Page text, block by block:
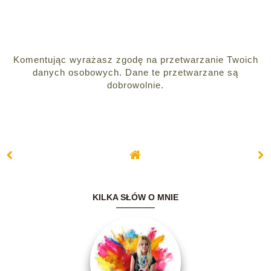
Komentując wyrażasz zgodę na przetwarzanie Twoich
danych osobowych. Dane te przetwarzane są
dobrowolnie.
KILKA SŁÓW O MNIE